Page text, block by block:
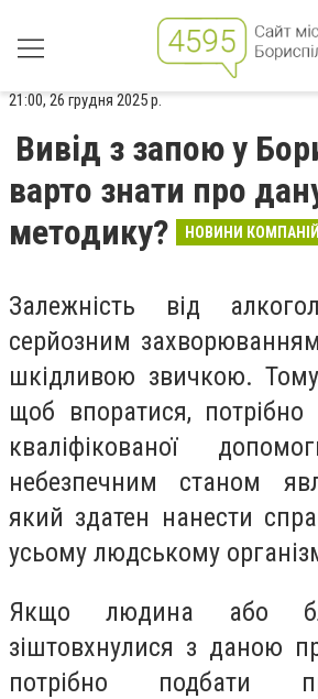
21:00, 26 грудня 2025 р.
Вивід з запою у
варто знати про
методику?
НОВИНИ КОМПАНІЙ
Залежність від
серйозним
шкідливою звичкою.
щоб впоратися, потрібно
кваліфікованої
небезпечним станом
який здатен нанести
усьому людському
Якщо людина або
зіштовхнулися з даною
потрібно подбати